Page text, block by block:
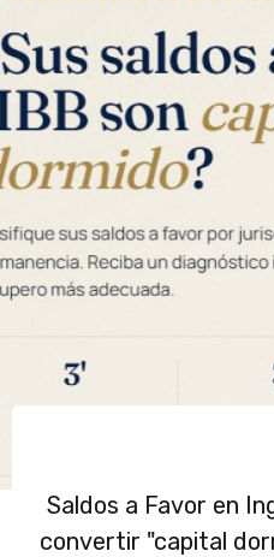
Saldos a Favor en
convertir "capital